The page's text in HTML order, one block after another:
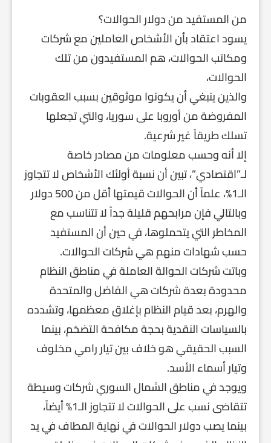
من المستفيد من دولار الحوالات؟
يسود اعتقاد بأن الأشخاص العاملين مع شركات
ومكاتب الحوالات، هم المستفيدون من تلك
الحوالات،
والذين ينبغي أن يكونوا موثوقين بسبب العقوبات
المفروضة من أوروبا على سوريا، والتي تجعلها
تسلك طريقاً غير شرعية.
إلا أنه وحسب معلومات من مصادر خاصة
لـ”اقتصادي”، تبين أن نسبة أولئك الأشخاص لا تتجاوز
الـ1%، علماً أن الحوالات قيمتها أقل من 500 دولار
وبالتالي فإن مرابحهم قليلة جداً لا تتناسب مع
المخاطر التي يتحملوها، في حين أن المستفيد
حسب شهادات منهم هي شركات الحوالات.
وباتت شركات الحوالة العاملة في مناطق النظام
محدودة بعدة شركات هي الفاضل والمتحدة
والهرم، بعد قيام النظام بإغلاق معظمها، وتشدده
بالسياسات النقدية بحجة مكافحة التضخم، بينما
السبب الحقيقي هو خلاف بين تيار رامي مخلوف
وتيار أسماء الأسد.
ويوجد في مناطق الشمال السوري شركات وسيطة
تتقاضى نسب على الحوالات لا تتجاوز الـ1% أيضاً،
بينما يصب دولار الحوالات في نهاية المطاف في يد